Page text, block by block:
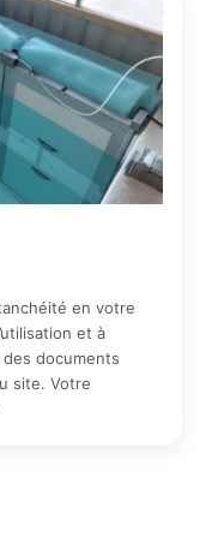
en votre
et à
des documents
site. Votre